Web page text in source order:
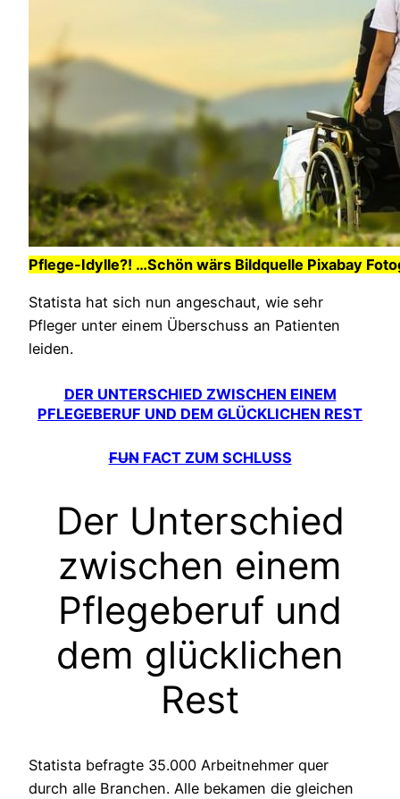
Pflege-Idylle?! …Schön wärs Bildquelle Pixabay
Statista hat sich nun angeschaut, wie sehr
Pfleger unter einem Überschuss an Patienten
leiden.
DER UNTERSCHIED ZWISCHEN EINEM
PFLEGEBERUF UND DEM GLÜCKLICHEN REST
FUNFACT ZUM SCHLUSS
Der Unterschied
zwischen einem
Pflegeberuf und
dem glücklichen
Rest
Statista befragte 35.000 Arbeitnehmer quer
durch alle Branchen. Alle bekamen die gleichen